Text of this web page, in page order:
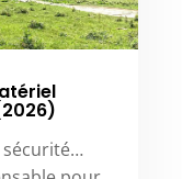
sécurité…